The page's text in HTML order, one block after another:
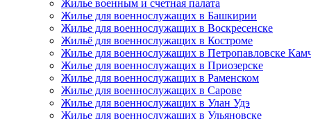
Жилье военным и счетная палата
Жилье для военнослужащих в Башкирии
Жилье для военнослужащих в Воскресенске
Жильё для военнослужащих в Костроме
Жилье для военнослужащих в Петропавловске
Жилье для военнослужащих в Приозерске
Жилье для военнослужащих в Раменском
Жилье для военнослужащих в Сарове
Жилье для военнослужащих в Улан Удэ
Жилье для военнослужащих в Ульяновске